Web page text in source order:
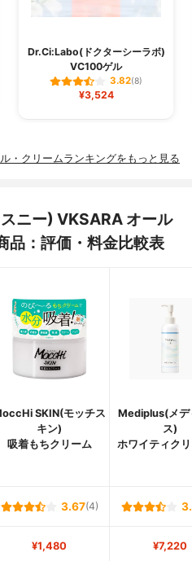
Dr.Ci:Labo(ドクターシーラボ)
VC100ゲル
3.82(8)
¥3,524
・クリームランキングをもっと見る
ニー) VKSARA オール
品：評価・料金比較表
SKIN(モッチス
キン)
吸着もちクリーム
Mediplus(メデ
ス)
ホワイティク
3.67(4)
¥1,480 ¥7,220